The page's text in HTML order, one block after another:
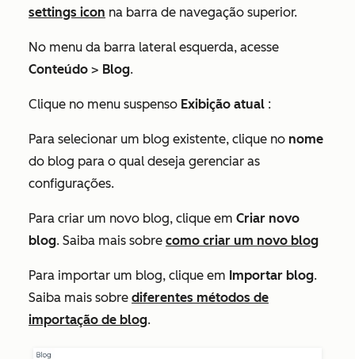
settings icon na barra de navegação superior.
No menu da barra lateral esquerda, acesse
Conteúdo > Blog.
Clique no menu suspenso Exibição atual :
Para selecionar um blog existente, clique no nome
do blog para o qual deseja gerenciar as
configurações.
Para criar um novo blog, clique em Criar novo
blog. Saiba mais sobre como criar um novo blog
Para importar um blog, clique em Importar blog.
Saiba mais sobre diferentes métodos de
importação de blog.